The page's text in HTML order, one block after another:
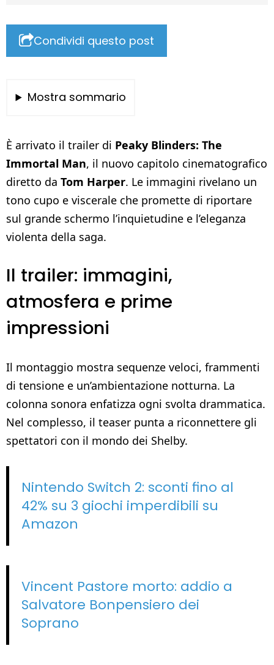
Condividi questo post
Mostra sommario
È arrivato il trailer di Peaky Blinders: The
Immortal Man, il nuovo capitolo cinematografico
diretto da Tom Harper. Le immagini rivelano un
tono cupo e viscerale che promette di riportare
sul grande schermo l’inquietudine e l’eleganza
violenta della saga.
Il trailer: immagini,
atmosfera e prime
impressioni
Il montaggio mostra sequenze veloci, frammenti
di tensione e un’ambientazione notturna. La
colonna sonora enfatizza ogni svolta drammatica.
Nel complesso, il teaser punta a riconnettere gli
spettatori con il mondo dei Shelby.
Nintendo Switch 2: sconti fino al
42% su 3 giochi imperdibili su
Amazon
Vincent Pastore morto: addio a
Salvatore Bonpensiero dei
Soprano